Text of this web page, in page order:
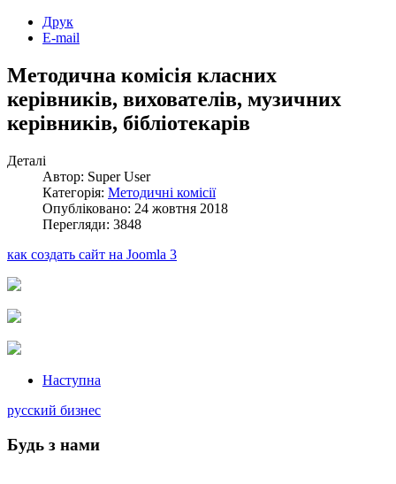
Друк
E-mail
Методична комісія класних
керівників, вихователів, музичних
керівників, бібліотекарів
Деталі
Автор: Super User
Категорія: Методичні комісії
Опубліковано: 24 жовтня 2018
Перегляди: 3848
как создать сайт на Joomla 3
Наступна
русский бизнес
Будь з нами